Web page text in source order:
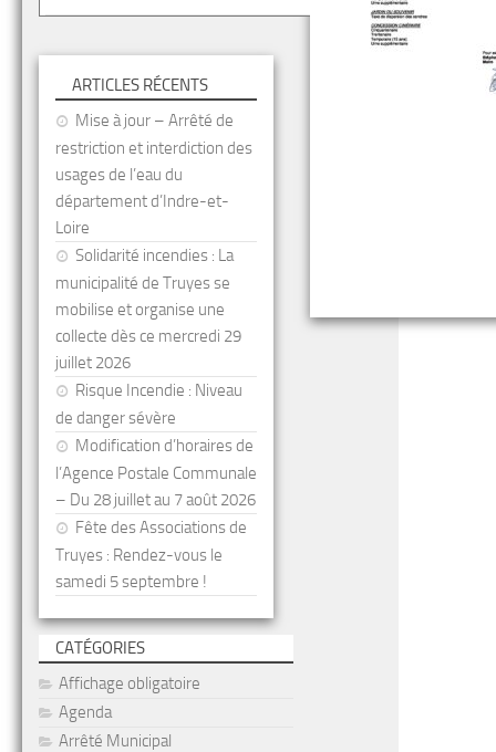
ARTICLES RÉCENTS
Mise à jour – Arrêté de
restriction et interdiction des
usages de l’eau du
département d’Indre-et-
Loire
Solidarité incendies : La
municipalité de Truyes se
mobilise et organise une
collecte dès ce mercredi 29
juillet 2026
Risque Incendie : Niveau
de danger sévère
Modification d’horaires de
l’Agence Postale Communale
– Du 28 juillet au 7 août 2026
Fête des Associations de
Truyes : Rendez-vous le
samedi 5 septembre !
CATÉGORIES
Affichage obligatoire
Agenda
Arrêté Municipal